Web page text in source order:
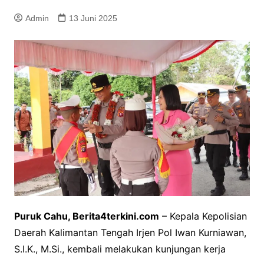
Admin 13 Juni 2025
Puruk Cahu, Berita4terkini.com – Kepala Kepolisian
Daerah Kalimantan Tengah Irjen Pol Iwan Kurniawan,
S.I.K., M.Si., kembali melakukan kunjungan kerja